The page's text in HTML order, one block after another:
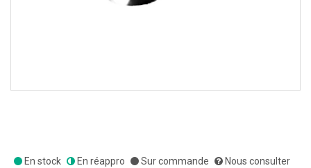
En stock En réappro Sur commande Nous consulter